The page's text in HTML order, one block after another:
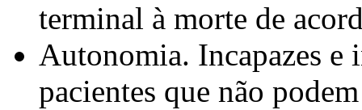
terminal à morte de
Autonomia. Incapazes e
pacientes que não